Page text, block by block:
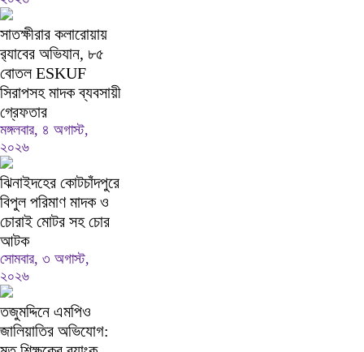
সাতক্ষীরার কলারোয়ায়
র‍্যাবের অভিযান, ৮৫
বোতল ESKUF
সিরাপসহ মাদক ব্যবসায়ী
গ্রেফতার
মঙ্গলবার, ৪ অগাস্ট,
২০২৬
ঝিনাইদহের কোটচাঁদপুরে
বিপুল পরিমাণ মাদক ও
চোরাই মোটর সহ চোর
আটক
সোমবার, ৩ অগাস্ট,
২০২৬
তজুমদ্দিনে এমপিও
জালিয়াতির অভিযোগ: